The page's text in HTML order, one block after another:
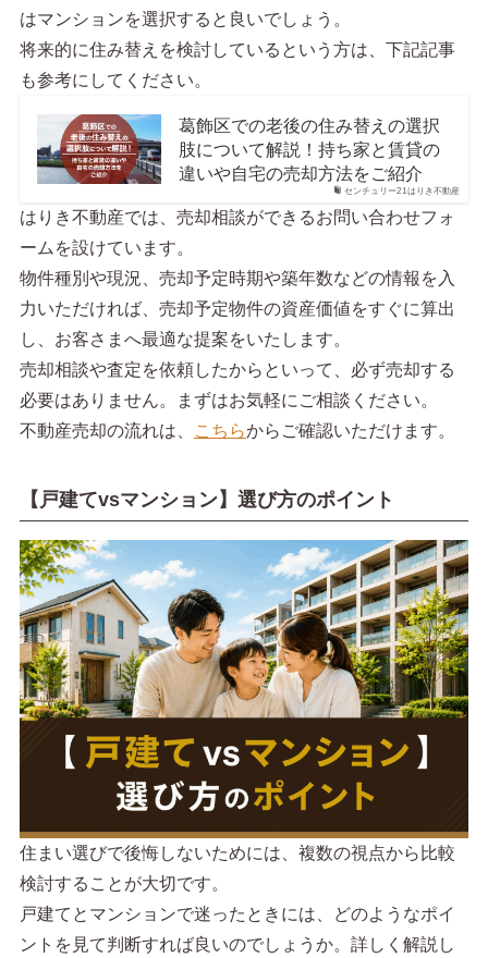
はマンションを選択すると良いでしょう。
将来的に住み替えを検討しているという方は、下記記事
も参考にしてください。
センチュリー21はりき不動産
葛飾区での老後の住み替えの選択
肢について解説！持ち家と賃貸の
違いや自宅の売却方法をご紹介
はりき不動産では、売却相談ができるお問い合わせフォ
ームを設けています。
物件種別や現況、売却予定時期や築年数などの情報を入
力いただければ、売却予定物件の資産価値をすぐに算出
し、お客さまへ最適な提案をいたします。
売却相談や査定を依頼したからといって、必ず売却する
必要はありません。まずはお気軽にご相談ください。
不動産売却の流れは、
こちらからご確認いただけます。
【戸建てvsマンション】選び方のポイント
住まい選びで後悔しないためには、複数の視点から比較
検討することが大切です。
戸建てとマンションで迷ったときには、どのようなポイ
ントを見て判断すれば良いのでしょうか。詳しく解説し